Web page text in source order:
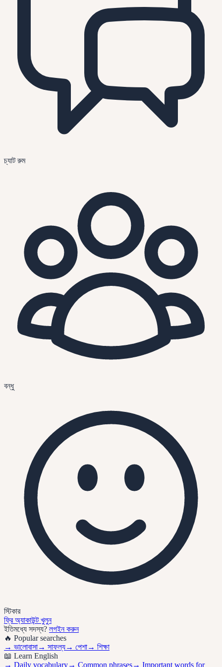
চ্যাট রুম
বন্ধু
স্টিকার
ফ্রি অ্যাকাউন্ট খুলুন
ইতিমধ্যে সদস্য? লগইন করুন
🔥 Popular searches
→ ভালোবাসা→ সাফল্য→ পেশা→ শিক্ষা
📖 Learn English
→ Daily vocabulary→ Common phrases→ Important words for